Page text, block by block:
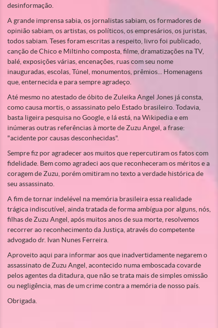
desinformação.
A grande imprensa sabia, os jornalistas sabiam, os formadores de
opinião sabiam, os artistas, os políticos, os empresários, os juristas,
todos sabiam. Teses foram escritas a respeito, livro foi publicado,
canção de Chico e Miltinho composta, filme, dramatizações na TV,
balé, exposições várias, encenações, ruas com seu nome
inauguradas, escolas, Túnel, monumentos, prêmios... Homenagens
que, enternecida e para sempre agradeço.
Até mesmo no atestado de óbito de Zuleika Angel Jones já consta,
como causa mortis, o assassinato pelo Estado brasileiro. Todavia,
basta ligeira pesquisa no Google, e lá está, na Wikipedia e em
inúmeras outras referências à morte de Zuzu Angel, a frase:
"acidente por causas desconhecidas".
Sempre fiz por agradecer aos muitos que repercutiram os fatos com
fidelidade. Bem como agradeci aos que reconheceram os méritos e a
coragem de Zuzu, porém omitiram no texto a verdade histórica de
seu assassinato.
A fim de tornar indelével na memória brasileira essa realidade
trágica indiscutível, ainda tratada de forma ambígua por alguns, nós,
filhas de Zuzu Angel, após muitos anos de sua morte, resolvemos
recorrer ao reconhecimento da Justiça, através do competente
advogado dr. Ivan Nunes Ferreira.
Aproveito aqui para informar aos que inadvertidamente negarem o
assassinato de Zuzu Angel, acontecido numa emboscada covarde
pelos agentes da ditadura, que não se trata mais de simples omissão
ou negligência, mas de um crime contra a memória de nosso país.
Obrigada.